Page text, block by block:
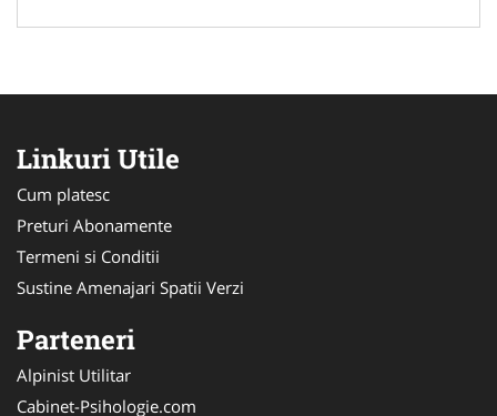
Linkuri Utile
Cum platesc
Preturi Abonamente
Termeni si Conditii
Sustine Amenajari Spatii Verzi
Parteneri
Alpinist Utilitar
Cabinet-Psihologie.com